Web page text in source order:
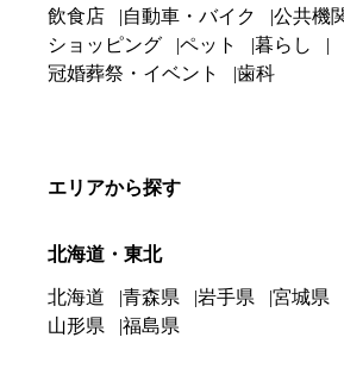
飲食店
自動車・バイク
公共機
ショッピング
ペット
暮らし
冠婚葬祭・イベント
歯科
エリアから探す
北海道・東北
北海道 青森県 岩手県 宮城県
山形県
福島県